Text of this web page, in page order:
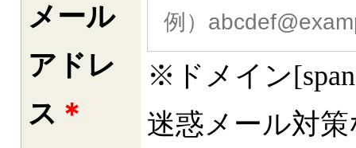
メール
アドレ
ス ＊
※ドメイン
迷惑メール対